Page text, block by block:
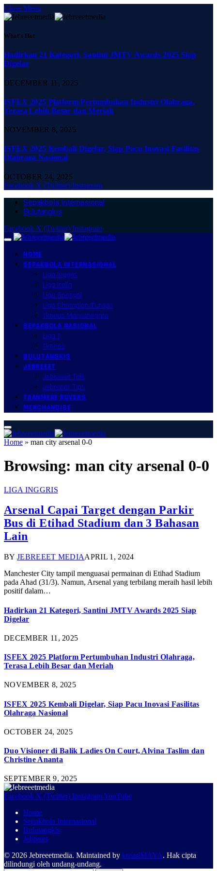
Close Menu
What's Hot
Hadirkan 21 Kategori, Santini JMTV Awards 2025 Siap
Digelar
DECEMBER 11, 2025
ISFEX 2025 Platform Pertumbuhan Industri Olahraga,
Terasa Lebih Besar dan Meriah
NOVEMBER 8, 2025
ISFEX 2025 Kembali Digelar, Siap Pacu Inovasi Fasilitas
Olahraga Nasional
OCTOBER 24, 2025
Facebook X (Twitter) Instagram
Sepakbola Internasional
Bulutangkis
Facebook X (Twitter) Instagram
HOME
SEPAKBOLA INTERNASIONAL
Liga Inggris
Liga Italia
Liga Spanyol
Liga Champion/Europa
Timnas Mancanegara
SEPAKBOLA NASIONAL
Liga 1
Timnas
BULUTANGKIS
JEBREEET
Jebreeet Talk
Jebreeet Tips
TRANMERE ROVERS
MERCHANDISE
Home » man city arsenal 0-0
Browsing: man city arsenal 0-0
LIGA INGGRIS
Arsenal Capai Target dengan Parkir
Bus di Etihad Stadium dan 3 Bahasan
Lain
BY JEBREEET MEDIAAPRIL 1, 2024
Manchester City tampil menguasai permainan di Etihad Stadium
pada Ahad (31/3). Namun, Arsenal yang terbilang meraih hasil lebih
positif dalam…
Hadirkan 21 Kategori, Santini JMTV Awards 2025 Siap
Digelar
DECEMBER 11, 2025
ISFEX 2025 Platform Pertumbuhan Industri Olahraga,
Terasa Lebih Besar dan Meriah
NOVEMBER 8, 2025
ISFEX 2025 Kembali Digelar, Siap Pacu Inovasi Fasilitas
Olahraga Nasional
OCTOBER 24, 2025
Duo Visioner di Balik Ladies On Court, Alvina Taslim dan
Christine Ananta
SEPTEMBER 9, 2025
Facebook X (Twitter) InstagramYouTube
Home
Sepakbola Internasional
Bulutangkis
Jebreeet
© 2026 Jebreeetmedia. Maintained by kreasiMAYA. Hak cipta
dilindungi oleh undang-undang.